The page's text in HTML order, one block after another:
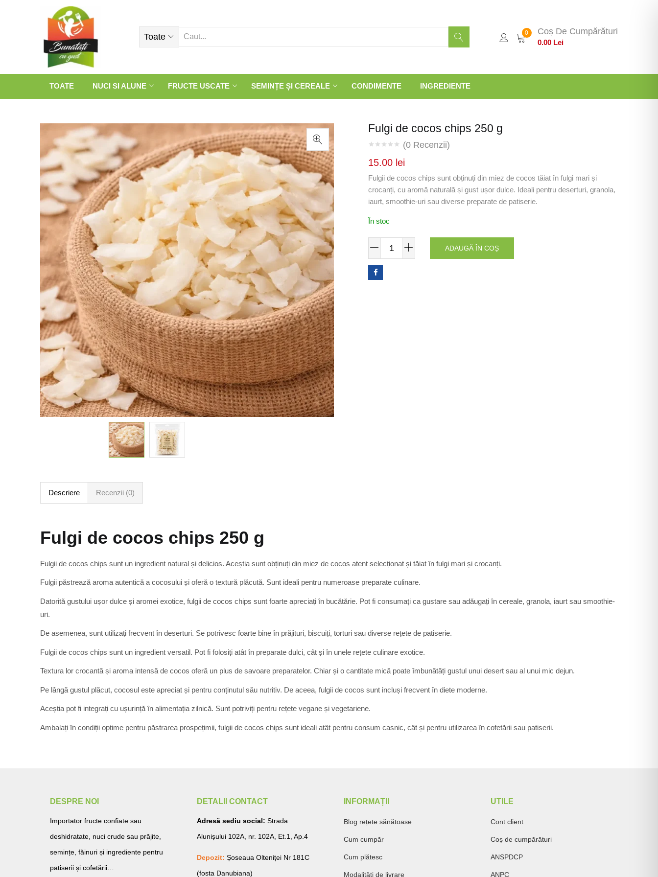
Toate 0 Coș De Cumpărături
0.00 Lei
TOATE NUCI SI ALUNE FRUCTE USCATE SEMINȚE ȘI CEREALE CONDIMENTE INGREDIENTE
Fulgi de cocos chips 250 g
(0 Recenzii)
15.00 lei
Fulgii de cocos chips sunt obținuți din miez de cocos tăiat în fulgi mari și
crocanți, cu aromă naturală și gust ușor dulce. Ideali pentru deserturi, granola,
iaurt, smoothie-uri sau diverse preparate de patiserie.
În stoc
ADAUGĂ ÎN COȘ
Descriere Recenzii (0)
Fulgi de cocos chips 250 g
Fulgii de cocos chips sunt un ingredient natural și delicios. Aceștia sunt obținuți din miez de cocos atent selecționat și tăiat în fulgi mari și crocanți.
Fulgii păstrează aroma autentică a cocosului și oferă o textură plăcută. Sunt ideali pentru numeroase preparate culinare.
Datorită gustului ușor dulce și aromei exotice, fulgii de cocos chips sunt foarte apreciați în bucătărie. Pot fi consumați ca gustare sau adăugați în cereale, granola, iaurt sau smoothie-
uri.
De asemenea, sunt utilizați frecvent în deserturi. Se potrivesc foarte bine în prăjituri, biscuiți, torturi sau diverse rețete de patiserie.
Fulgii de cocos chips sunt un ingredient versatil. Pot fi folosiți atât în preparate dulci, cât și în unele rețete culinare exotice.
Textura lor crocantă și aroma intensă de cocos oferă un plus de savoare preparatelor. Chiar și o cantitate mică poate îmbunătăți gustul unui desert sau al unui mic dejun.
Pe lângă gustul plăcut, cocosul este apreciat și pentru conținutul său nutritiv. De aceea, fulgii de cocos sunt incluși frecvent în diete moderne.
Aceștia pot fi integrați cu ușurință în alimentația zilnică. Sunt potriviți pentru rețete vegane și vegetariene.
Ambalați în condiții optime pentru păstrarea prospețimii, fulgii de cocos chips sunt ideali atât pentru consum casnic, cât și pentru utilizarea în cofetării sau patiserii.
DESPRE NOI
Importator fructe confiate sau
deshidratate, nuci crude sau prăjite,
semințe, făinuri și ingrediente pentru
patiserii și cofetării…
DETALII CONTACT
Adresă sediu social: Strada
Alunișului 102A, nr. 102A, Et.1, Ap.4
Depozit: Șoseaua Olteniței Nr 181C
(fosta Danubiana)
INFORMAȚII
Blog rețete sănătoase
Cum cumpăr
Cum plătesc
Modalități de livrare
UTILE
Cont client
Coș de cumpărături
ANSPDCP
ANPC